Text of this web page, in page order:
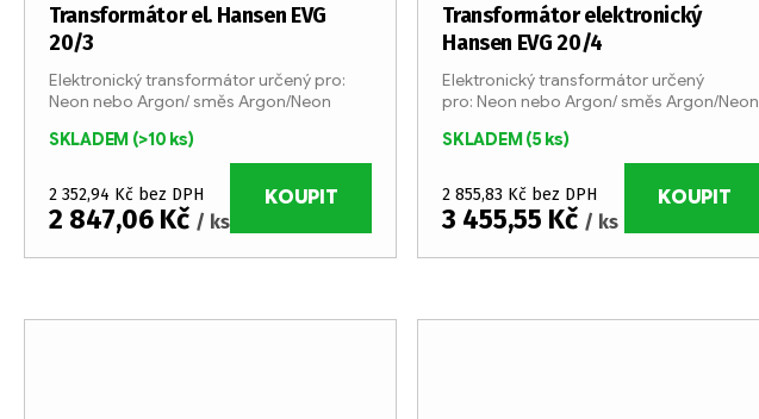
Transformátor el. Hansen EVG
20/3
SKLADEM (>10 ks)
2 352,94 Kč bez DPH
2 847,06 Kč / ks
KOUPIT
Elektronický transformátor určený pro:
Neon nebo Argon/ směs Argon/Neon
Transformátor elektronický
Hansen EVG 20/4
SKLADEM(5 ks)
2 855,83 Kč bez DPH
3 455,55 Kč / ks
KOUPIT
Elektronický transformátor určený
pro: Neon nebo Argon/ směs Argon/Neon